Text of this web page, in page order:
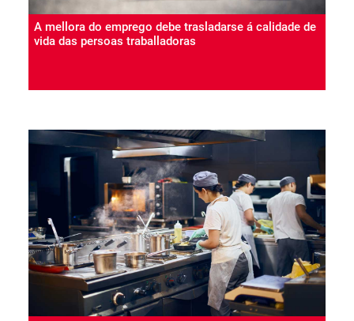
A mellora do emprego debe trasladarse á calidade de
vida das persoas traballadoras